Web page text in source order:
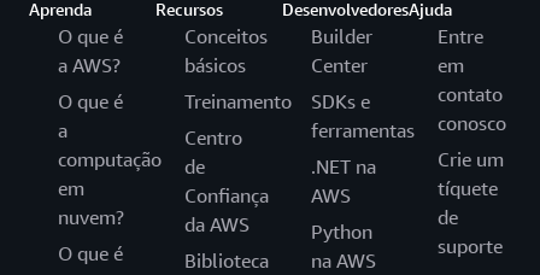
Aprenda
O que é
a AWS?
O que é
a
computação
em
nuvem?
O que é
Recursos
Conceitos
básicos
Treinamento
Centro
de
Confiança
da AWS
Biblioteca
Desenvolvedores
Builder
Center
SDKs e
ferramentas
.NET na
AWS
Python
na AWS
Ajuda
Entre
em
contato
conosco
Crie um
tíquete
de
suporte